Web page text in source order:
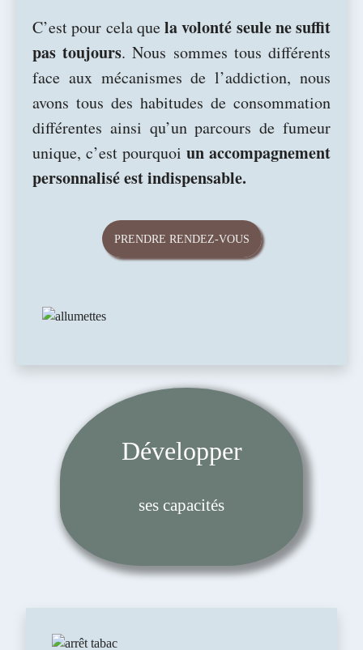
C’est pour cela quela volonté seule ne suffit
pas toujours. Nous sommes tous différents
face aux mécanismes de l’addiction, nous
avons tous des habitudes de consommation
différentes ainsi qu’un parcours de fumeur
unique, c’est pourquoi un accompagnement
personnalisé est indispensable.
PRENDRE RENDEZ-VOUS
Développer
ses capacités